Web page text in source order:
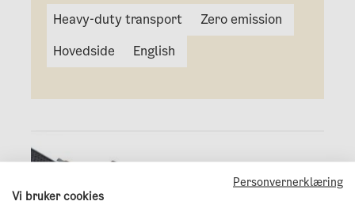
Heavy-duty transport
Zero emission
Hovedside
English
Personvernerklæring
Vi bruker cookies